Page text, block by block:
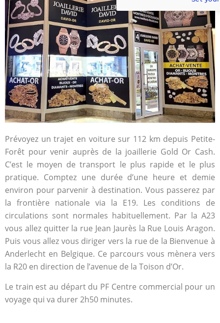
Prévoyez un trajet en voiture sur 112 km depuis Petite-
Forêt pour venir auprès de la joaillerie Gold Or Cash.
C’est le moyen de transport le plus rapide et le plus
pratique. Comptez une durée d’une heure et demie
environ pour parvenir à destination. Vous passerez par
la frontière nationale via la E19. Les conditions de
circulations sont normales habituellement. Par la A23
vous allez quitter la rue Jean Jaurès la Rue Louis Aragon.
Puis vous allez vous diriger vers la rue de la Bienvenue à
Anderlecht en Belgique. Ce parcours vous mènera vers
la R20 en direction de l’avenue de la Toison d’Or.
Le train est au départ du PF Centre commercial pour un
voyage qui va durer 2h50 minutes.